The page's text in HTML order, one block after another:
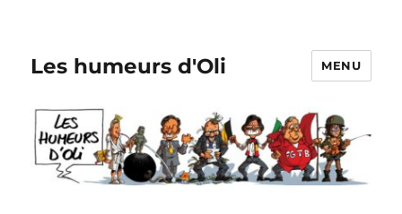
Les humeurs d'Oli MENU